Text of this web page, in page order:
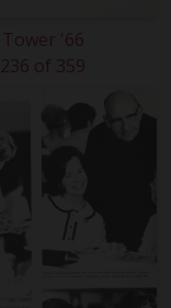
Tower '66
236 of 359